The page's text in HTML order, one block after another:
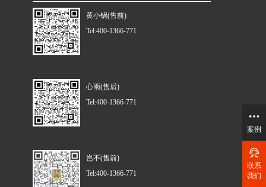
黄小锅(售前)
Tel:400-1366-771
心雨(售后)
Tel:400-1366-771
岂不(售前)
Tel:400-1366-771
案例
联系
我们